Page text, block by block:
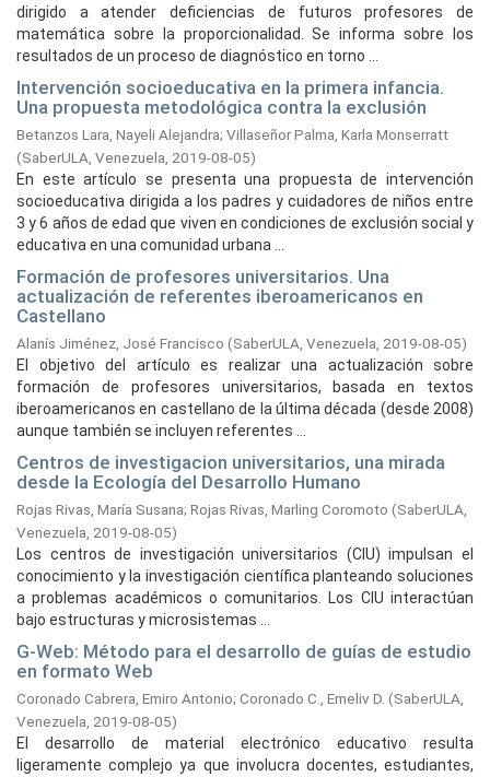
dirigido a atender deficiencias de futuros profesores de
matemática sobre la proporcionalidad. Se informa sobre los
resultados de un proceso de diagnóstico en torno ...
Intervención socioeducativa en la primera infancia.
Una propuesta metodológica contra la exclusión
Betanzos Lara, Nayeli Alejandra; Villaseñor Palma, Karla Monserratt
(SaberULA, Venezuela, 2019-08-05)
En este artículo se presenta una propuesta de intervención
socioeducativa dirigida a los padres y cuidadores de niños entre
3 y 6 años de edad que viven en condiciones de exclusión social y
educativa en una comunidad urbana ...
Formación de profesores universitarios. Una
actualización de referentes iberoamericanos en
Castellano
Alanís Jiménez, José Francisco (SaberULA, Venezuela, 2019-08-05)
El objetivo del artículo es realizar una actualización sobre
formación de profesores universitarios, basada en textos
iberoamericanos en castellano de la última década (desde 2008)
aunque también se incluyen referentes ...
Centros de investigacion universitarios, una mirada
desde la Ecología del Desarrollo Humano
Rojas Rivas, María Susana; Rojas Rivas, Marling Coromoto (SaberULA,
Venezuela, 2019-08-05)
Los centros de investigación universitarios (CIU) impulsan el
conocimiento y la investigación científica planteando soluciones
a problemas académicos o comunitarios. Los CIU interactúan
bajo estructuras y microsistemas ...
G-Web: Método para el desarrollo de guías de estudio
en formato Web
Coronado Cabrera, Emiro Antonio; Coronado C., Emeliv D. (SaberULA,
Venezuela, 2019-08-05)
El desarrollo de material electrónico educativo resulta
ligeramente complejo ya que involucra docentes, estudiantes,